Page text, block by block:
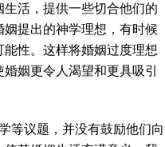
活，提供一些切合他们的
提出的神学理想，有时候
性。这样将婚姻过度理想
姻更令人渴望和更具吸引
等议题，并没有鼓励他们向